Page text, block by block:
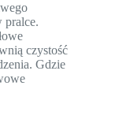
pralce.
czystość
Gdzie